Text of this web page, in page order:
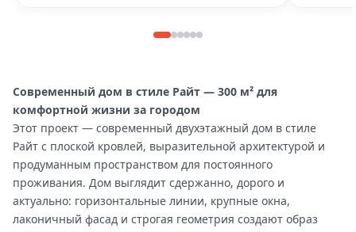
Современный дом в стиле Райт — 300 м² для
комфортной жизни за городом
Этот проект — современный двухэтажный дом в стиле
Райт с плоской кровлей, выразительной архитектурой и
продуманным пространством для постоянного
проживания. Дом выглядит сдержанно, дорого и
актуально: горизонтальные линии, крупные окна,
лаконичный фасад и строгая геометрия создают образ